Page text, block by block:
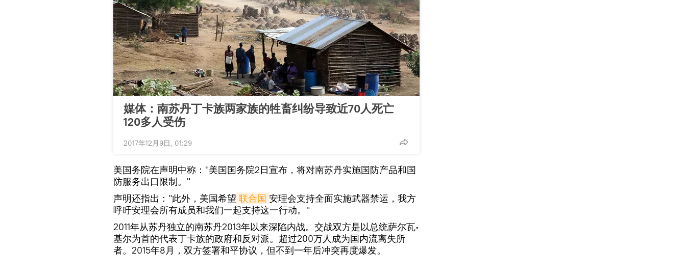
媒体：南苏丹丁卡族两家族的牲畜纠纷导致近70人死亡
120多人受伤
2017年12月9日, 01:29
美国务院在声明中称："美国国务院2日宣布，将对南苏丹实施国防产品和国
防服务出口限制。"
声明还指出："此外，美国希望 联合国 安理会支持全面实施武器禁运，我方
呼吁安理会所有成员和我们一起支持这一行动。"
2011年从苏丹独立的南苏丹2013年以来深陷内战。交战双方是以总统萨尔瓦∙
基尔为首的代表丁卡族的政府和反对派。超过200万人成为国内流离失所
者。2015年8月，双方签署和平协议，但不到一年后冲突再度爆发。